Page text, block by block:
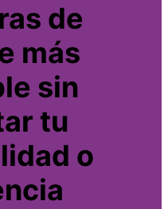
de
más
sin
tu
o